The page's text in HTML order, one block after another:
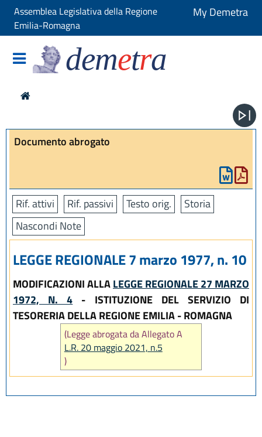
Assemblea Legislativa della Regione
Emilia-Romagna
My Demetra
demetra
Documento abrogato
Rif. attivi Rif. passivi Testo orig.
Storia
Nascondi Note
LEGGE REGIONALE 7 marzo 1977, n. 10
MODIFICAZIONI ALLALEGGE REGIONALE 27 MARZO
1972, N. 4 - ISTITUZIONE DEL SERVIZIO DI
TESORERIA DELLA REGIONE EMILIA - ROMAGNA
(Legge abrogata da Allegato A
L.R. 20 maggio 2021, n.5
)